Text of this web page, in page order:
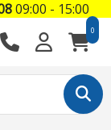
0
09:00 - 15:00